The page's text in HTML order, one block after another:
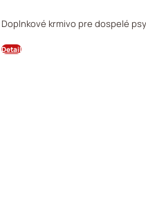
Doplnkové krmivo pre dospelé
Detail